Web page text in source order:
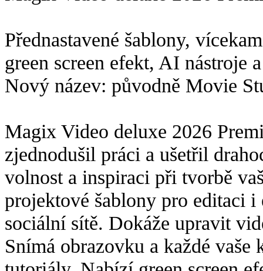
Přednastavené šablony,
green screen efekt, AI nástroje
Nový název: původně Movie
Magix Video deluxe 2026
zjednodušil práci a ušetřil
volnost a inspiraci při tvorbě
projektové šablony pro editaci
sociální sítě. Dokáže upravit
Snímá obrazovku a každé